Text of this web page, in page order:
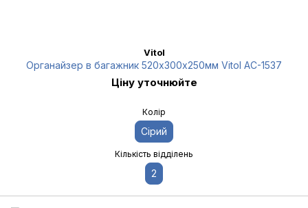
Vitol
Органайзер в багажник 520х300х250мм Vitol AC-1537
Ціну уточнюйте
Колір
Сірий
Кількість відділень
2